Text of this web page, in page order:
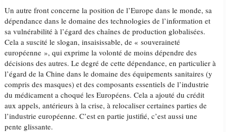
Un autre front concerne la position de l’Europe dans le monde, sa
dépendance dans le domaine des technologies de l’information et
sa vulnérabilité à l’égard des chaînes de production globalisées.
Cela a suscité le slogan, insaisissable, de « souveraineté
européenne », qui exprime la volonté de moins dépendre des
décisions des autres. Le degré de cette dépendance, en particulier à
l’égard de la Chine dans le domaine des équipements sanitaires (y
compris des masques) et des composants essentiels de l’industrie
du médicament a choqué les Européens. Cela a ajouté du crédit
aux appels, antérieurs à la crise, à relocaliser certaines parties de
l’industrie européenne. C’est en partie justifié, c’est aussi une
pente glissante.